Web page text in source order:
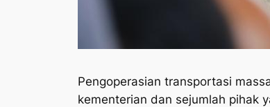
Pengoperasian transportasi
kementerian dan sejumlah pihak